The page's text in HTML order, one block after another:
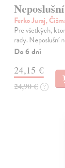
Neposlušní
Ferko Juraj,
Pre všetkých,
rady. Neposlušní
Do 6 dní
24,15 €
24,90 € ?